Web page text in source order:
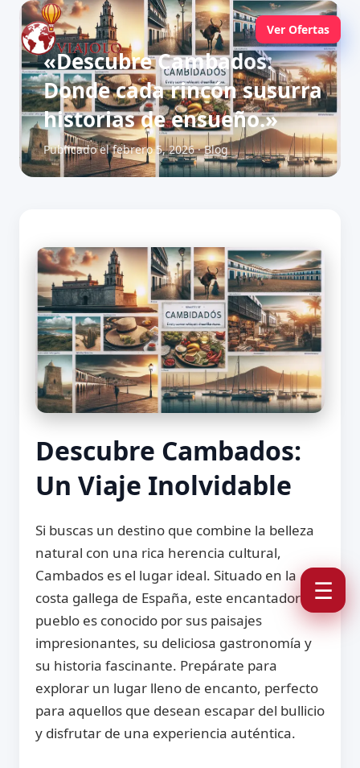
☰
Ver Ofertas
«Descubre Cambados:
Donde cada rincón susurra
historias de ensueño.»
Publicado el febrero 5, 2026 ·Blog
Descubre Cambados:
Un Viaje Inolvidable
Si buscas un destino que combine la belleza
natural con una rica herencia cultural,
Cambados es el lugar ideal. Situado en la
costa gallega de España, este encantador
pueblo es conocido por sus paisajes
impresionantes, su deliciosa gastronomía y
su historia fascinante. Prepárate para
explorar un lugar lleno de encanto, perfecto
para aquellos que desean escapar del bullicio
y disfrutar de una experiencia auténtica.